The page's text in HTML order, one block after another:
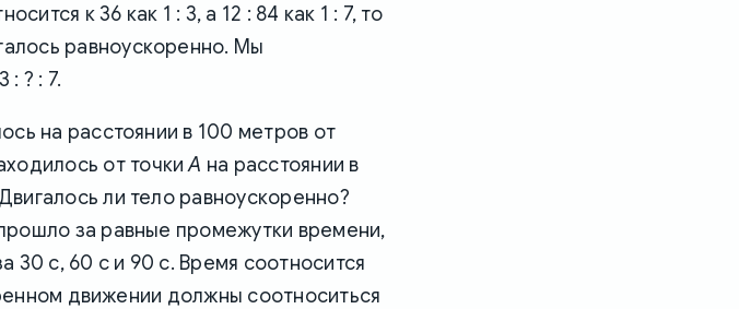
к 36 как 1 : 3, а 12 : 84 как 1 : 7, то
равноускоренно. Мы
: ? : 7.
на расстоянии в 100 метров от
от точкиA на расстоянии в
ли тело равноускоренно?
за равные промежутки времени,
30 с, 60 с и 90 с. Время соотносится
движении должны соотноситься